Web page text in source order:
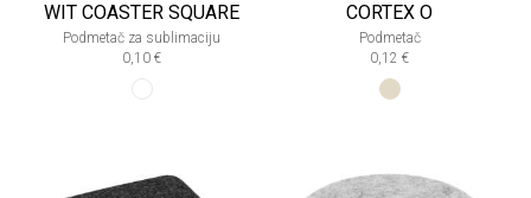
WIT COASTER SQUARE
Podmetač za sublimaciju
0,10 €
CORTEX O
Podmetač
0,12 €